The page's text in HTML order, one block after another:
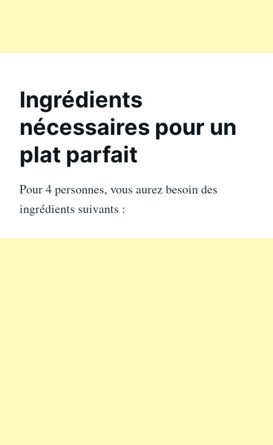
Ingrédients
nécessaires pour un
plat parfait
Pour 4 personnes, vous aurez besoin des
ingrédients suivants :